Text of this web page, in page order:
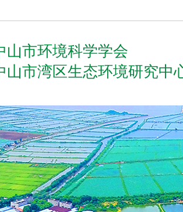
山市环境科学学会
山市湾区生态环境研究中